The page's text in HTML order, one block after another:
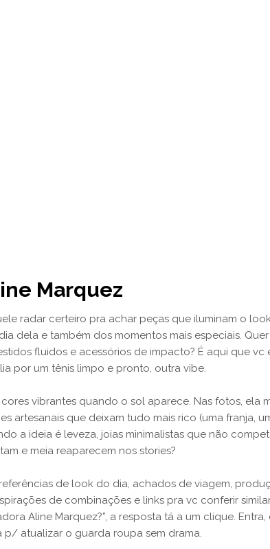
Marquez
radar certeiro pra achar peças que iluminam o
dela e também dos momentos mais especiais.
fluidos e acessórios de impacto? É aqui que
por um tênis limpo e pronto, outra vibe.
vibrantes quando o sol aparece. Nas fotos, ela
que deixam tudo mais rico (uma franja,
a ideia é leveza, joias minimalistas que não
e meia reaparecem nos stories?
de look do dia, achados de viagem,
de combinações e links pra vc conferir
Aline Marquez?”, a resposta tá a um clique.
atualizar o guarda roupa sem drama.